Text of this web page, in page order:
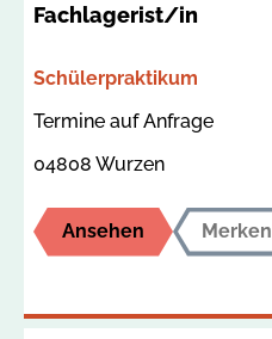
Fachlagerist/in
Bereich
Schülerpraktikum
Termin
Termine auf Anfrage
Ort
04808 Wurzen
Ansehen Merken